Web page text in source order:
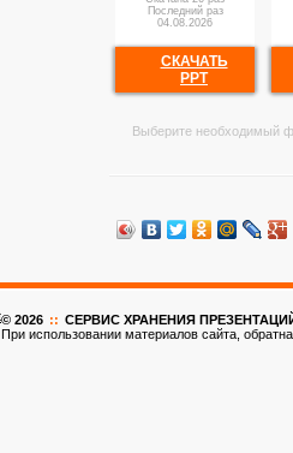
Последний раз
04.08.2026
СКАЧАТЬ
PPT
Выберите необходимый
© 2026 :: CЕРВИС ХРАНЕНИЯ ПРЕЗЕНТАЦИЙ
При использовании материалов сайта,